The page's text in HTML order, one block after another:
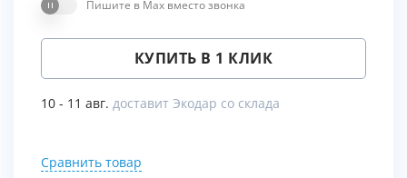
Пишите в Max вместо звонка
КУПИТЬ В 1 КЛИК
10 - 11 авг. доставит Экодар со склада
Сравнить товар